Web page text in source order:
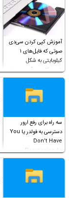
آموزش کپی کردن سی‌دی
صوتی که فایل‌های ۱
کیلوبایتی به شکل
شورت‌کات در آن موجود
است!
سه راه برای رفع ارور
دسترسی به فولدر یا You
Don’t Have
Permission to
Access this folder